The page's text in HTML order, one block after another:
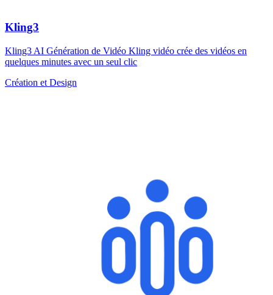
Kling3
Kling3 AI Génération de Vidéo Kling vidéo crée des vidéos en
quelques minutes avec un seul clic
Création et Design